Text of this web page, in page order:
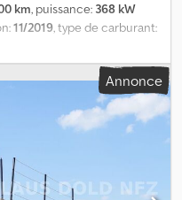
km, puissance: 368 kW
11/2019, type de carburant:
, Année de
chauffage de
de navigation , Portable
22.500, modèle Metago
moteur NEUF !!!,
immédiatement. Crjdpfx
Annonce